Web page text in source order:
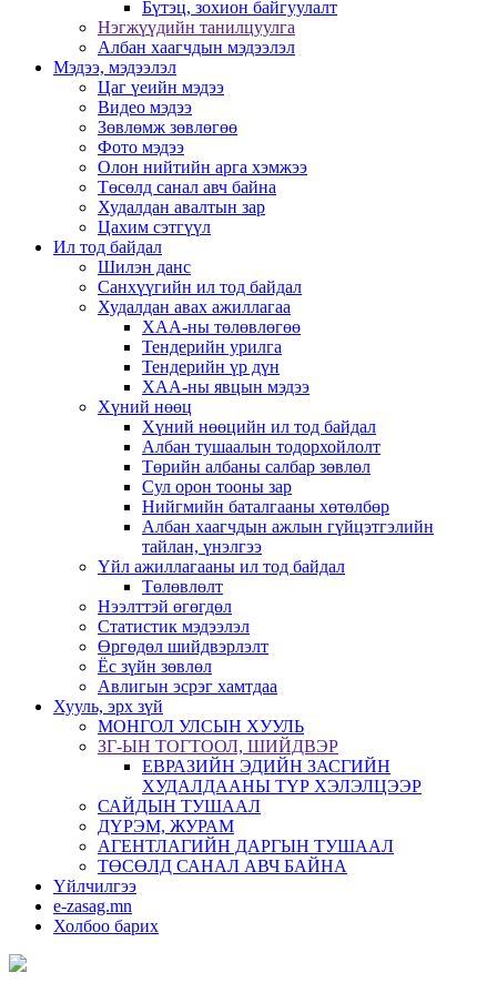
Бүтэц, зохион байгуулалт
Нэгжүүдийн танилцуулга
Албан хаагчдын мэдээлэл
Мэдээ, мэдээлэл
Цаг үеийн мэдээ
Видео мэдээ
Зөвлөмж зөвлөгөө
Фото мэдээ
Олон нийтийн арга хэмжээ
Төсөлд санал авч байна
Худалдан авалтын зар
Цахим сэтгүүл
Ил тод байдал
Шилэн данс
Санхүүгийн ил тод байдал
Худалдан авах ажиллагаа
ХАА-ны төлөвлөгөө
Тендерийн урилга
Тендерийн үр дүн
ХАА-ны явцын мэдээ
Хүний нөөц
Хүний нөөцийн ил тод байдал
Албан тушаалын тодорхойлолт
Төрийн албаны салбар зөвлөл
Сул орон тооны зар
Нийгмийн баталгааны хөтөлбөр
Албан хаагчдын ажлын гүйцэтгэлийн
тайлан, үнэлгээ
Үйл ажиллагааны ил тод байдал
Төлөвлөлт
Нээлттэй өгөгдөл
Статистик мэдээлэл
Өргөдөл шийдвэрлэлт
Ёс зүйн зөвлөл
Авлигын эсрэг хамтдаа
Хууль, эрх зүй
МОНГОЛ УЛСЫН ХУУЛЬ
ЗГ-ЫН ТОГТООЛ, ШИЙДВЭР
ЕВРАЗИЙН ЭДИЙН ЗАСГИЙН
ХУДАЛДААНЫ ТҮР ХЭЛЭЛЦЭЭР
САЙДЫН ТУШААЛ
ДҮРЭМ, ЖУРАМ
АГЕНТЛАГИЙН ДАРГЫН ТУШААЛ
ТӨСӨЛД САНАЛ АВЧ БАЙНА
Үйлчилгээ
e-zasag.mn
Холбоо барих